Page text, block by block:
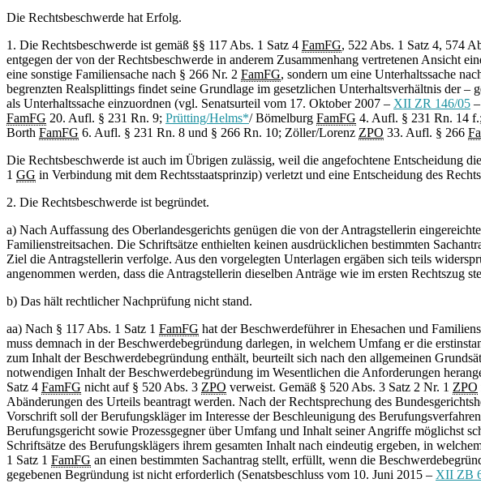
Die Rechtsbeschwerde hat Erfolg.
1. Die Rechtsbeschwerde ist gemäß §§ 117 Abs. 1 Satz 4 FamFG, 522 Abs. 1 Satz 4, 574
entgegen der von der Rechtsbeschwerde in anderem Zusammenhang vertretenen Ansicht
eine sonstige Familiensache nach § 266 Nr. 2 FamFG, sondern um eine Unterhaltssache
begrenzten Realsplittings findet seine Grundlage im gesetzlichen Unterhaltsverhältnis der
als Unterhaltssache einzuordnen (vgl. Senatsurteil vom 17. Oktober 2007 – XII ZR 146/05 –
FamFG 20. Aufl. § 231 Rn. 9; Prütting/Helms*/ Bömelburg FamFG 4. Aufl. § 231 Rn. 14
Borth FamFG 6. Aufl. § 231 Rn. 8 und § 266 Rn. 10; Zöller/Lorenz ZPO 33. Aufl. § 266
Die Rechtsbeschwerde ist auch im Übrigen zulässig, weil die angefochtene Entscheidung
1 GG in Verbindung mit dem Rechtsstaatsprinzip) verletzt und eine Entscheidung des
2. Die Rechtsbeschwerde ist begründet.
a) Nach Auffassung des Oberlandesgerichts genügen die von der Antragstellerin
Familienstreitsachen. Die Schriftsätze enthielten keinen ausdrücklichen bestimmten
Ziel die Antragstellerin verfolge. Aus den vorgelegten Unterlagen ergäben sich teils
angenommen werden, dass die Antragstellerin dieselben Anträge wie im ersten Rechtszug
b) Das hält rechtlicher Nachprüfung nicht stand.
aa) Nach § 117 Abs. 1 Satz 1 FamFG hat der Beschwerdeführer in Ehesachen und
muss demnach in der Beschwerdebegründung darlegen, in welchem Umfang er die
zum Inhalt der Beschwerdebegründung enthält, beurteilt sich nach den allgemeinen
notwendigen Inhalt der Beschwerdebegründung im Wesentlichen die Anforderungen
Satz 4 FamFG nicht auf § 520 Abs. 3 ZPO verweist. Gemäß § 520 Abs. 3 Satz 2 Nr. 1 ZPO
Abänderungen des Urteils beantragt werden. Nach der Rechtsprechung des
Vorschrift soll der Berufungskläger im Interesse der Beschleunigung des
Berufungsgericht sowie Prozessgegner über Umfang und Inhalt seiner Angriffe möglichst
Schriftsätze des Berufungsklägers ihrem gesamten Inhalt nach eindeutig ergeben, in
1 Satz 1 FamFG an einen bestimmten Sachantrag stellt, erfüllt, wenn die
gegebenen Begründung ist nicht erforderlich (Senatsbeschluss vom 10. Juni 2015 – XII ZB